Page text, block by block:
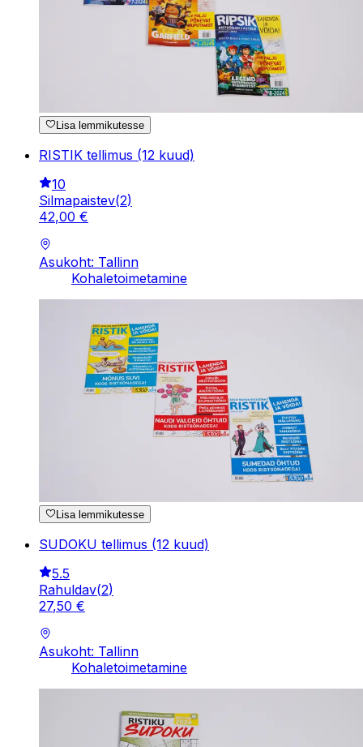
Lisa lemmikutesse
RISTIK tellimus (12 kuud)
10
Silmapaistev(2)
42,00 €
Asukoht: Tallinn
Kohaletoimetamine
Lisa lemmikutesse
SUDOKU tellimus (12 kuud)
5.5
Rahuldav(2)
27,50 €
Asukoht: Tallinn
Kohaletoimetamine